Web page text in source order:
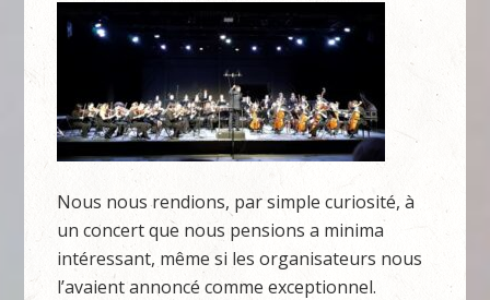
Nous nous rendions, par simple curiosité, à
un concert que nous pensions a minima
intéressant, même si les organisateurs nous
l’avaient annoncé comme exceptionnel.